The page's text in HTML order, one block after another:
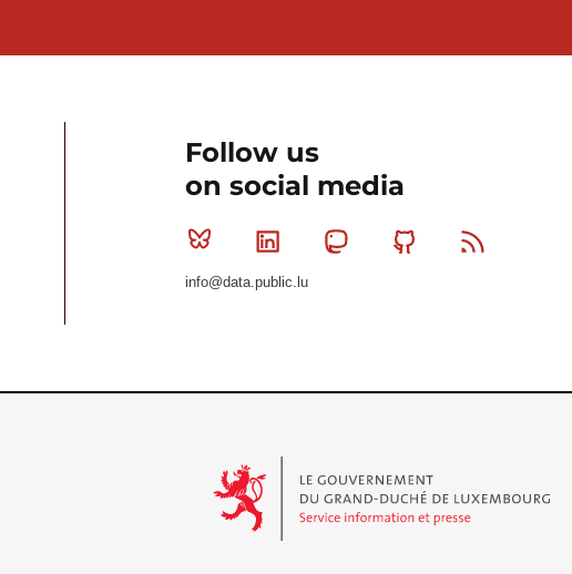
Follow us
on social media
Bluesky Linkedin MastodonGithub
info@data.public.lu